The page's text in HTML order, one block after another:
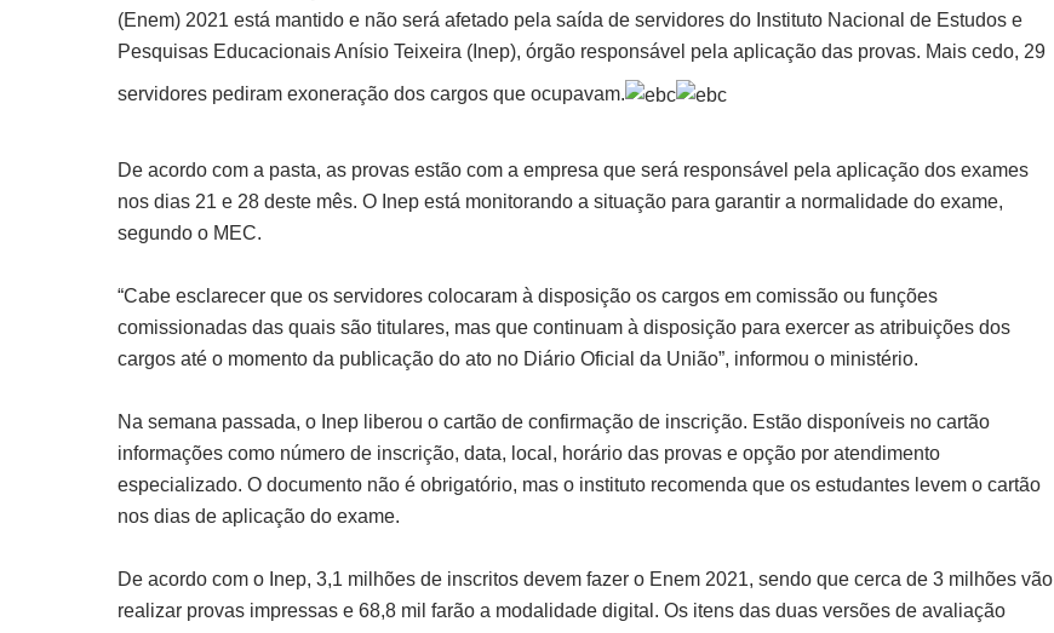
(Enem) 2021 está mantido e não será afetado pela saída de servidores do Instituto Nacional de Estudos e
Pesquisas Educacionais Anísio Teixeira (Inep), órgão responsável pela aplicação das provas. Mais cedo, 29
servidores pediram exoneração dos cargos que ocupavam.
De acordo com a pasta, as provas estão com a empresa que será responsável pela aplicação dos exames
nos dias 21 e 28 deste mês. O Inep está monitorando a situação para garantir a normalidade do exame,
segundo o MEC.
“Cabe esclarecer que os servidores colocaram à disposição os cargos em comissão ou funções
comissionadas das quais são titulares, mas que continuam à disposição para exercer as atribuições dos
cargos até o momento da publicação do ato no Diário Oficial da União”, informou o ministério.
Na semana passada, o Inep liberou o cartão de confirmação de inscrição. Estão disponíveis no cartão
informações como número de inscrição, data, local, horário das provas e opção por atendimento
especializado. O documento não é obrigatório, mas o instituto recomenda que os estudantes levem o cartão
nos dias de aplicação do exame.
De acordo com o Inep, 3,1 milhões de inscritos devem fazer o Enem 2021, sendo que cerca de 3 milhões vão
realizar provas impressas e 68,8 mil farão a modalidade digital. Os itens das duas versões de avaliação